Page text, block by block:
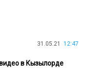
31.05.21 12:47
в Кызылорде